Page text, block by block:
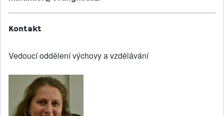
Kontakt
Vedoucí oddělení výchovy a vzdělávání